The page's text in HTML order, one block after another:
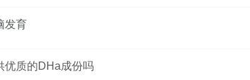
发育
优质的DHa成份吗